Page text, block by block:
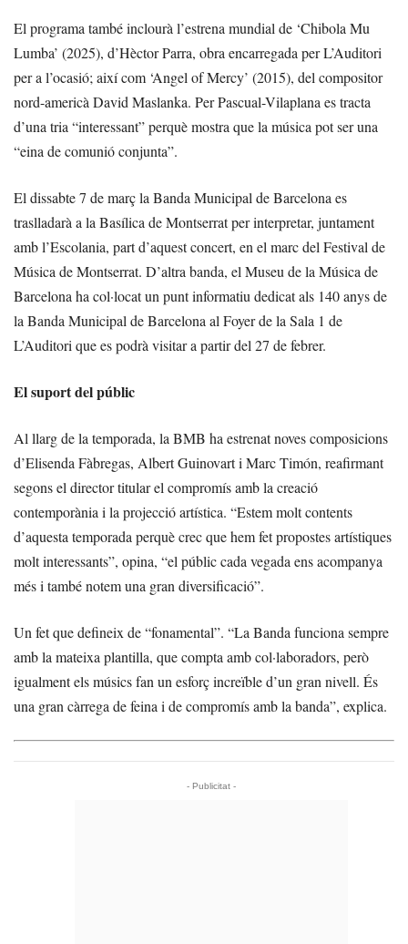
El programa també inclourà l’estrena mundial de ‘Chibola Mu
Lumba’ (2025), d’Hèctor Parra, obra encarregada per L’Auditori
per a l’ocasió; així com ‘Angel of Mercy’ (2015), del compositor
nord-americà David Maslanka. Per Pascual-Vilaplana es tracta
d’una tria “interessant” perquè mostra que la música pot ser una
“eina de comunió conjunta”.
El dissabte 7 de març la Banda Municipal de Barcelona es
traslladarà a la Basílica de Montserrat per interpretar, juntament
amb l’Escolania, part d’aquest concert, en el marc del Festival de
Música de Montserrat. D’altra banda, el Museu de la Música de
Barcelona ha col·locat un punt informatiu dedicat als 140 anys de
la Banda Municipal de Barcelona al Foyer de la Sala 1 de
L’Auditori que es podrà visitar a partir del 27 de febrer.
El suport del públic
Al llarg de la temporada, la BMB ha estrenat noves composicions
d’Elisenda Fàbregas, Albert Guinovart i Marc Timón, reafirmant
segons el director titular el compromís amb la creació
contemporània i la projecció artística. “Estem molt contents
d’aquesta temporada perquè crec que hem fet propostes artístiques
molt interessants”, opina, “el públic cada vegada ens acompanya
més i també notem una gran diversificació”.
Un fet que defineix de “fonamental”. “La Banda funciona sempre
amb la mateixa plantilla, que compta amb col·laboradors, però
igualment els músics fan un esforç increïble d’un gran nivell. És
una gran càrrega de feina i de compromís amb la banda”, explica.
- Publicitat -